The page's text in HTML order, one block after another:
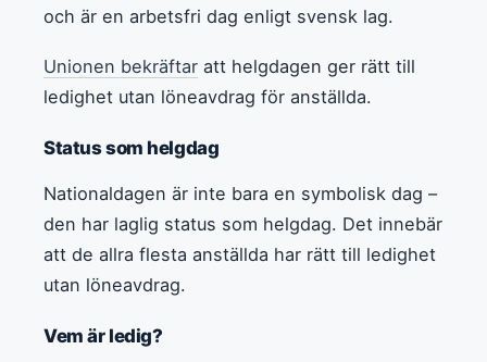
och är en arbetsfri dag enligt svensk lag.
Unionen bekräftar att helgdagen ger rätt till
ledighet utan löneavdrag för anställda.
Status som helgdag
Nationaldagen är inte bara en symbolisk dag –
den har laglig status som helgdag. Det innebär
att de allra flesta anställda har rätt till ledighet
utan löneavdrag.
Vem är ledig?